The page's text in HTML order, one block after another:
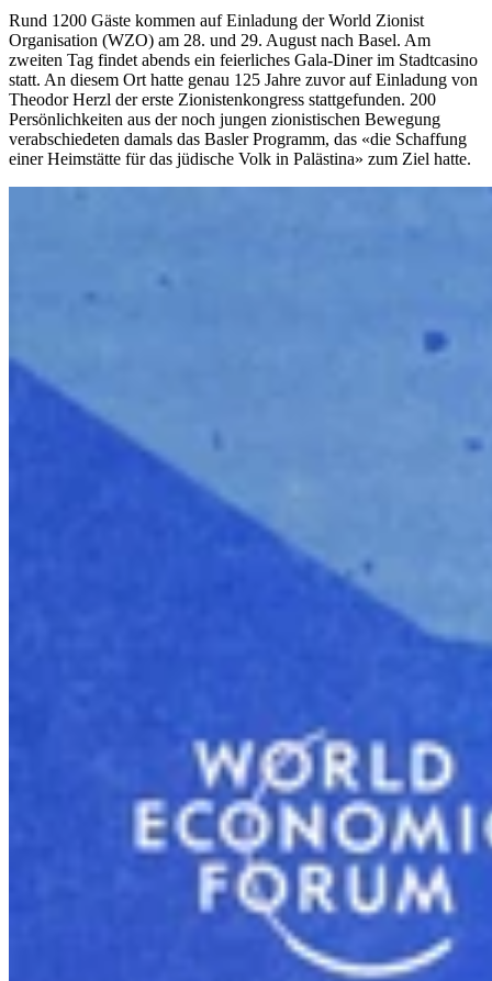
Rund 1200 Gäste kommen auf Einladung der World Zionist
Organisation (WZO) am 28. und 29. August nach Basel. Am
zweiten Tag findet abends ein feierliches Gala-Diner im Stadtcasino
statt. An diesem Ort hatte genau 125 Jahre zuvor auf Einladung von
Theodor Herzl der erste Zionistenkongress stattgefunden. 200
Persönlichkeiten aus der noch jungen zionistischen Bewegung
verabschiedeten damals das Basler Programm, das «die Schaffung
einer Heimstätte für das jüdische Volk in Palästina» zum Ziel hatte.